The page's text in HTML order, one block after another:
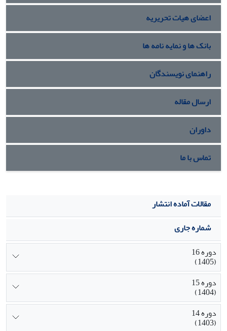
مدل فرآیند تحلیل سلسله مراتبی فازی انجام شده که در نوع خود
می­تواند یک خلاقیت و نوآوری در حوزه­ی مدیریت دارایی فیزیکی
تلقی شود.
اعضای هیات تحریریه
بانک ها و نمایه نامه ها
راهنمای نویسندگان
ارسال مقاله
داوران
تماس با ما
مقالات آماده انتشار
شماره جاری
دوره 16
(1405)
دوره 15
(1404)
دوره 14
(1403)